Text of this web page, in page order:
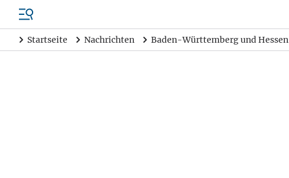
Startseite Nachrichten Baden-Württemberg und Hessen